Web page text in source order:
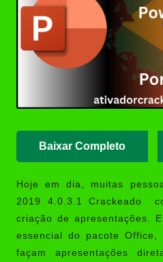
Ativador
MAGIX
Baixar Completo
Hoje em dia, muitas
2019 4.0.3.1 Crackeado
criação de apresentações.
essencial do pacote
façam apresentações